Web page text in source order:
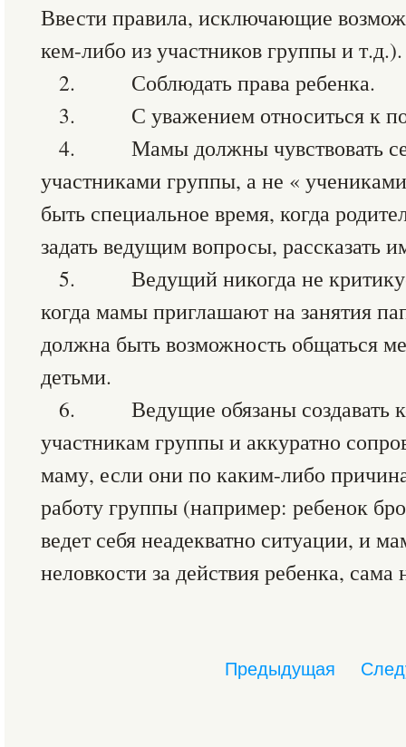
Ввести правила, исключающие
кем-либо из участников группы и т.д.).
2. Соблюдать права ребенка.
3. С уважением относиться к
4. Мамы должны чувствовать
участниками группы, а не «
быть специальное время, когда
задать ведущим вопросы, рассказать
5. Ведущий никогда не
когда мамы приглашают на занятия
должна быть возможность общаться
детьми.
6. Ведущие обязаны создавать
участникам группы и аккуратно
маму, если они по каким-либо
работу группы (например: ребенок
ведет себя неадекватно ситуации, и
неловкости за действия ребенка,
Предыдущая